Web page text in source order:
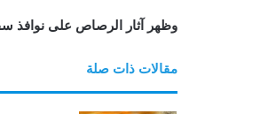
وظهر آثار الرصاص على نوافذ
مقالات ذات صلة